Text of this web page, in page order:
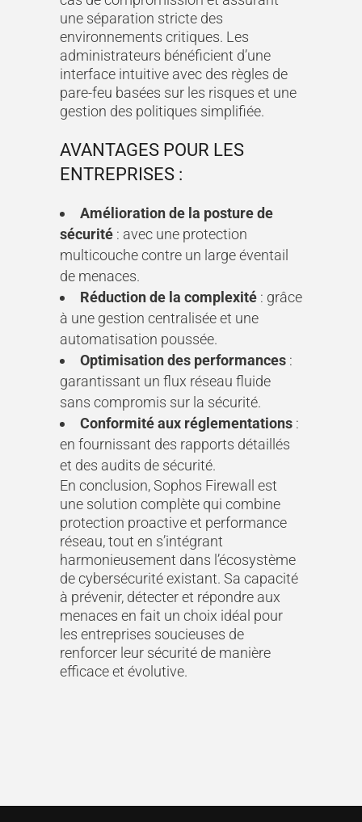
une séparation stricte des
environnements critiques. Les
administrateurs bénéficient d’une
interface intuitive avec des règles de
pare-feu basées sur les risques et une
gestion des politiques simplifiée.
AVANTAGES POUR LES
ENTREPRISES :
Amélioration de la posture de
sécurité : avec une protection
multicouche contre un large éventail
de menaces.
Réduction de la complexité : grâce
à une gestion centralisée et une
automatisation poussée.
Optimisation des performances :
garantissant un flux réseau fluide
sans compromis sur la sécurité.
Conformité aux réglementations :
en fournissant des rapports détaillés
et des audits de sécurité.
En conclusion, Sophos Firewall est
une solution complète qui combine
protection proactive et performance
réseau, tout en s’intégrant
harmonieusement dans l’écosystème
de cybersécurité existant. Sa capacité
à prévenir, détecter et répondre aux
menaces en fait un choix idéal pour
les entreprises soucieuses de
renforcer leur sécurité de manière
efficace et évolutive.